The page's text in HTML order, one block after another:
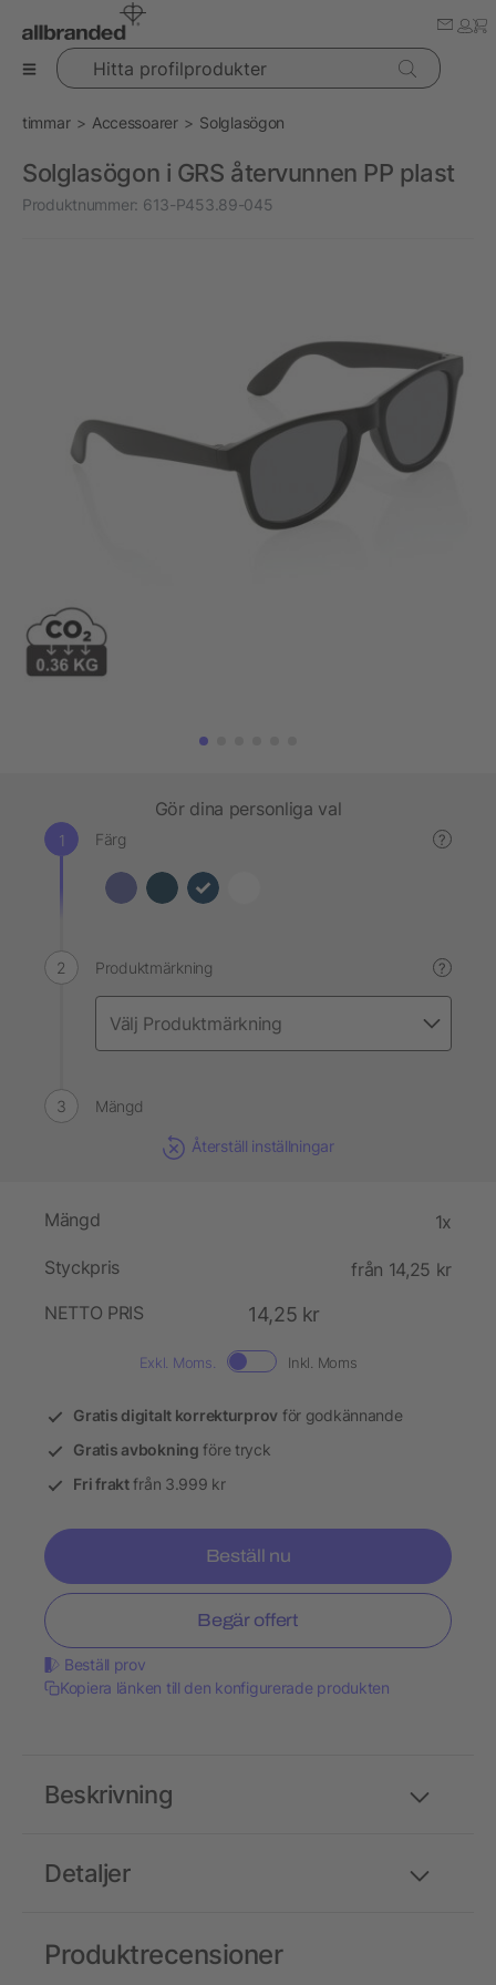
Hitta profilprodukter
timmar Accessoarer Solglasögon
Solglasögon i GRS återvunnen PP plast
Produktnummer: 613-P453.89-045
Gör dina personliga val
Färg ?
Produktmärkning ?
Mängd
Återställ inställningar
Mängd 1x
Styckpris
från 14,25 kr
NETTO PRIS
14,25 kr
Exkl. Moms. Inkl. Moms
Gratis digitalt korrekturprov för godkännande
Gratis avbokning före tryck
Fri fraktfrån 3.999 kr
Beställ nu
Begär offert
Beställ prov
Kopiera länken till den konfigurerade produkten
Detaljer
Beskrivning
Produktrecensioner